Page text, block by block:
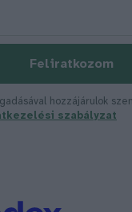
Feliratkozom
hozzájárulok
szabályzat